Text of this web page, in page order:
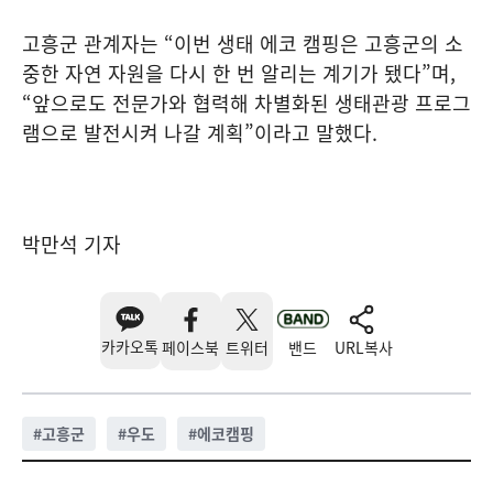
고흥군 관계자는 “이번 생태 에코 캠핑은 고흥군의 소
중한 자연 자원을 다시 한 번 알리는 계기가 됐다”며,
“앞으로도 전문가와 협력해 차별화된 생태관광 프로그
램으로 발전시켜 나갈 계획”이라고 말했다.
박만석 기자
카카오톡 페이스북 트위터 밴드 URL복사
#고흥군 #우도 #에코캠핑